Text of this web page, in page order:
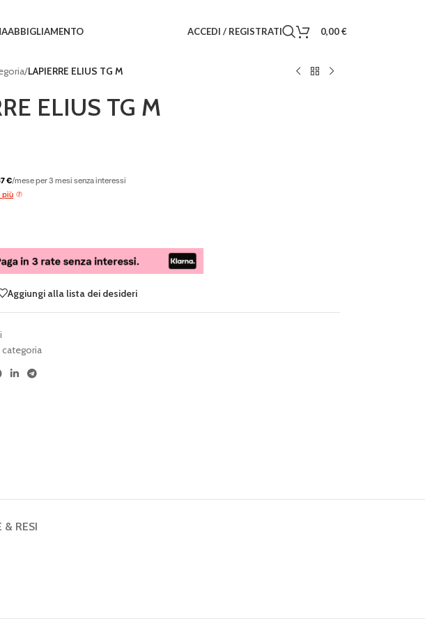
ABBIGLIAMENTO ACCEDI / REGISTRATI 0,00€
/LAPIERRE ELIUS TG M
ELIUS TG M
€/mese per 3 mesi senza interessi
più
Aggiungi alla lista dei desideri
& RESI